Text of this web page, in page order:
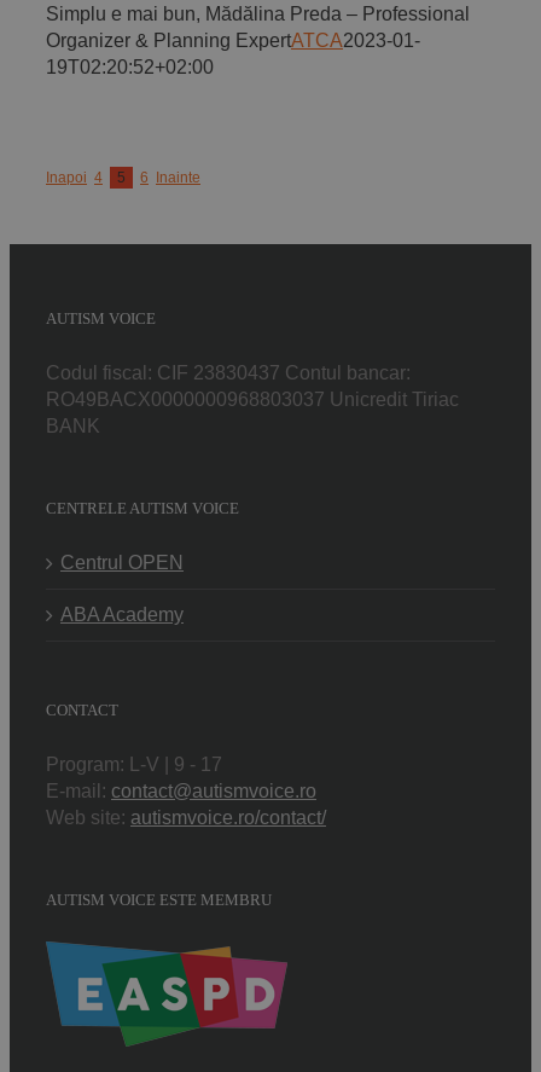
Simplu e mai bun, Mădălina Preda – Professional
Organizer & Planning ExpertATCA2023-01-
19T02:20:52+02:00
Inapoi 4 5 6 Inainte
AUTISM VOICE
Codul fiscal: CIF 23830437 Contul bancar:
RO49BACX0000000968803037 Unicredit Tiriac
BANK
CENTRELE AUTISM VOICE
Centrul OPEN
ABA Academy
CONTACT
Program: L-V | 9 - 17
E-mail: contact@autismvoice.ro
Web site: autismvoice.ro/contact/
AUTISM VOICE ESTE MEMBRU